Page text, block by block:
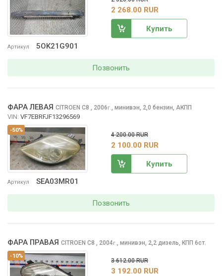
Артикул 5OK21G901
2 268.00 RUR
Купить
Позвонить
-50%
Артикул SEA03MR01
ФАРА ЛЕВАЯ CITROEN C8 , 2006г. минивэн, 2,0 бензин, АКПП
VIN: VF7EBRFJF13296569
4 200.00 RUR
2 100.00 RUR
Купить
Позвонить
-10%
ФАРА ПРАВАЯ CITROEN C8 , 2004г. минивэн, 2,2 дизель, КПП 6ст.
3 612.00 RUR
3 192.00 RUR